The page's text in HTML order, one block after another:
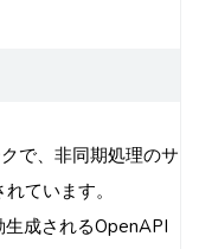
で、非同期処理のサ
ています。
成されるOpenAPI